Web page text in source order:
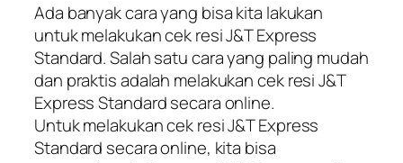
Ada banyak cara yang bisa kita lakukan
untuk melakukan cek resi J&T Express
Standard. Salah satu cara yang paling mudah
dan praktis adalah melakukan cek resi J&T
Express Standard secara online.
Untuk melakukan cek resi J&T Express
Standard secara online, kita bisa